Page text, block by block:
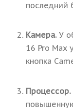
последний
Камера.У
16 Pro Max
кнопка
Процессор.